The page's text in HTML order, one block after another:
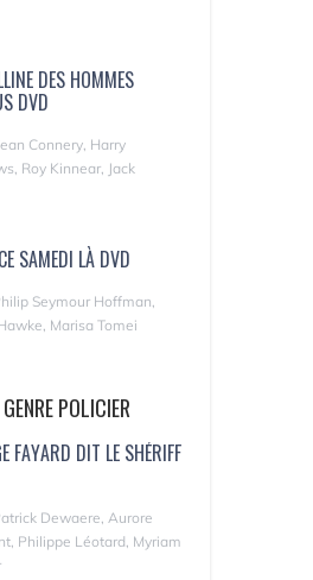
DES HOMMES
DVD
Connery, Harry
Roy Kinnear, Jack
SAMEDI LÀ DVD
Seymour Hoffman,
Marisa Tomei
POLICIER
FAYARD DIT LE SHÉRIFF
Dewaere, Aurore
Philippe Léotard, Myriam